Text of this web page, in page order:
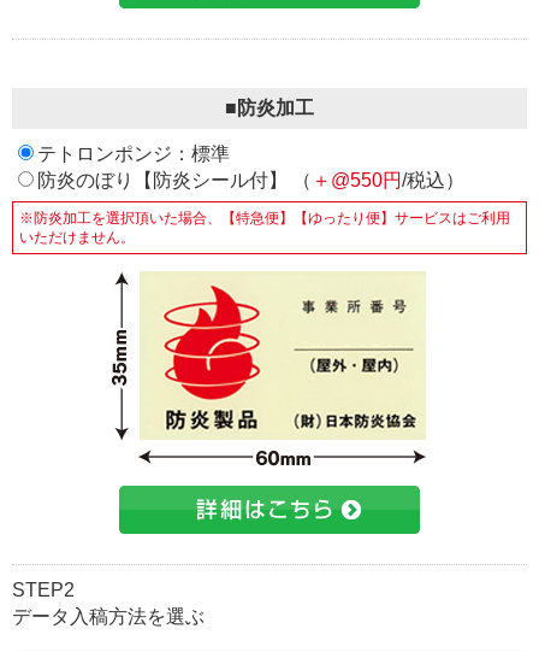
■防炎加工
テトロンポンジ：標準
防炎のぼり【防炎シール付】 （ ＋@550円/税込）
※防炎加工を選択頂いた場合、【特急便】【ゆったり便】サービスはご利用
いただけません。
STEP2
データ入稿方法を選ぶ